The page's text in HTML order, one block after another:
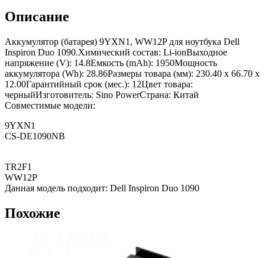
Описание
Аккумулятор (батарея) 9YXN1, WW12P для ноутбука Dell
Inspiron Duo 1090.Химический состав: Li-ionВыходное
напряжение (V): 14.8Емкость (mAh): 1950Мощность
аккумулятора (Wh): 28.86Размеры товара (мм): 230.40 x 66.70 x
12.00Гарантийный срок (мес.): 12Цвет товара:
черныйИзготовитель: Sino PowerСтрана: Китай
Совместимые модели:
9YXN1
CS-DE1090NB
TR2F1
WW12P
Данная модель подходит: Dell Inspiron Duo 1090
Похожие